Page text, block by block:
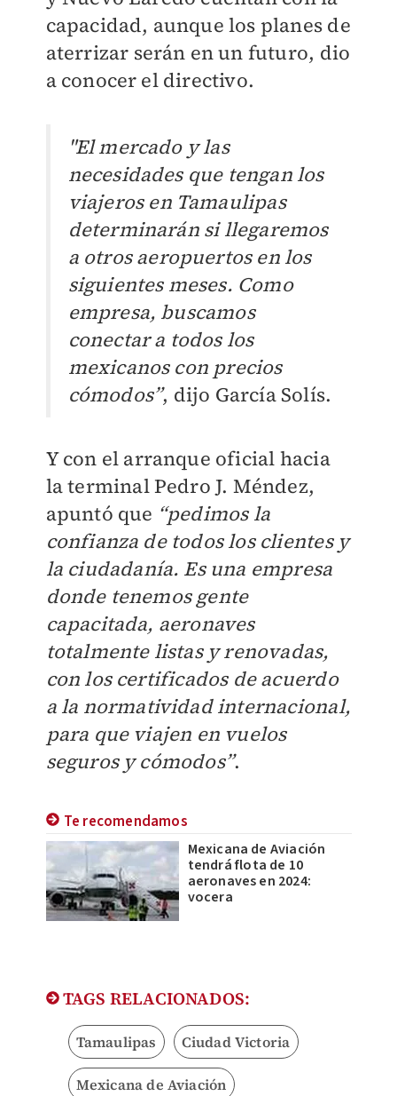
capacidad, aunque los planes de
aterrizar serán en un futuro, dio
a conocer el directivo.
"El mercado y las
necesidades que tengan los
viajeros en Tamaulipas
determinarán si llegaremos
a otros aeropuertos en los
siguientes meses. Como
empresa, buscamos
conectar a todos los
mexicanos con precios
cómodos”, dijo García Solís.
Y con el arranque oficial hacia
la terminal Pedro J. Méndez,
apuntó que “pedimos la
confianza de todos los clientes y
la ciudadanía. Es una empresa
donde tenemos gente
capacitada, aeronaves
totalmente listas y renovadas,
con los certificados de acuerdo
a la normatividad internacional,
para que viajen en vuelos
seguros y cómodos”.
Te recomendamos
Mexicana de Aviación
tendrá flota de 10
aeronaves en 2024:
vocera
TAGS RELACIONADOS:
Tamaulipas Ciudad Victoria
Mexicana de Aviación